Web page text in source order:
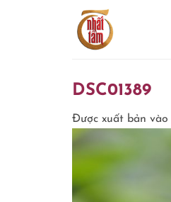
DSC01389
Được xuất bản vào